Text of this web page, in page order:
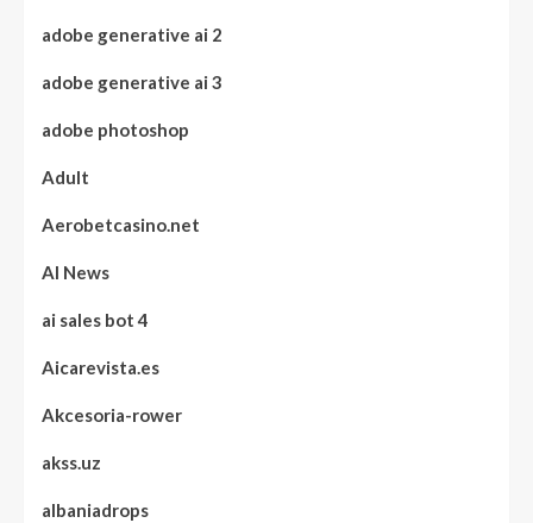
adobe generative ai 2
adobe generative ai 3
adobe photoshop
Adult
Aerobetcasino.net
AI News
ai sales bot 4
Aicarevista.es
Akcesoria-rower
akss.uz
albaniadrops